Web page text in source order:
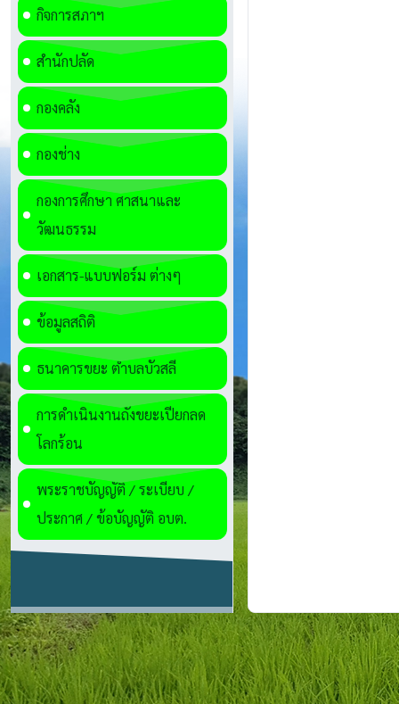
กิจการสภาฯ
สำนักปลัด
กองคลัง
กองช่าง
กองการศึกษา ศาสนาและ
วัฒนธรรม
เอกสาร-แบบฟอร์ม ต่างๆ
ข้อมูลสถิติ
ธนาคารขยะ ตำบลบัวสลี
การดำเนินงานถังขยะเปียกลด
โลกร้อน
พระราชบัญญัติ / ระเบียบ /
ประกาศ / ข้อบัญญัติ อบต.